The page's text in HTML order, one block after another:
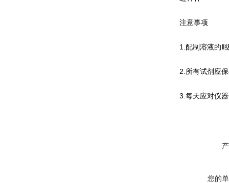
注意事项
1.配制溶液的Ⅱ
2.所有试剂应保
3.每天应对仪器
您的